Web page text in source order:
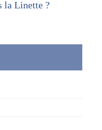
la Linette ?